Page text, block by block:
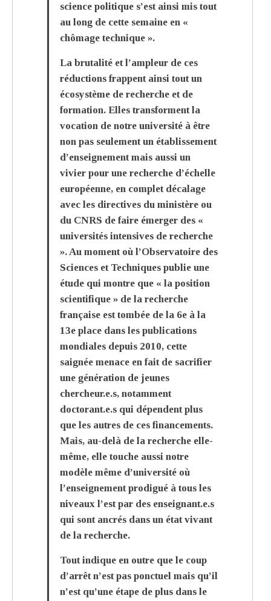
science politique s’est ainsi mis tout
au long de cette semaine en «
chômage technique ».
La brutalité et l’ampleur de ces
réductions frappent ainsi tout un
écosystème de recherche et de
formation. Elles transforment la
vocation de notre université à être
non pas seulement un établissement
d’enseignement mais aussi un
vivier pour une recherche d’échelle
européenne, en complet décalage
avec les directives du ministère ou
du CNRS de faire émerger des «
universités intensives de recherche
». Au moment où l’Observatoire des
Sciences et Techniques publie une
étude qui montre que « la position
scientifique » de la recherche
française est tombée de la 6e à la
13e place dans les publications
mondiales depuis 2010, cette
saignée menace en fait de sacrifier
une génération de jeunes
chercheur.e.s, notamment
doctorant.e.s qui dépendent plus
que les autres de ces financements.
Mais, au-delà de la recherche elle-
même, elle touche aussi notre
modèle même d’université où
l’enseignement prodigué à tous les
niveaux l’est par des enseignant.e.s
qui sont ancrés dans un état vivant
de la recherche.
Tout indique en outre que le coup
d’arrêt n’est pas ponctuel mais qu’il
n’est qu’une étape de plus dans le